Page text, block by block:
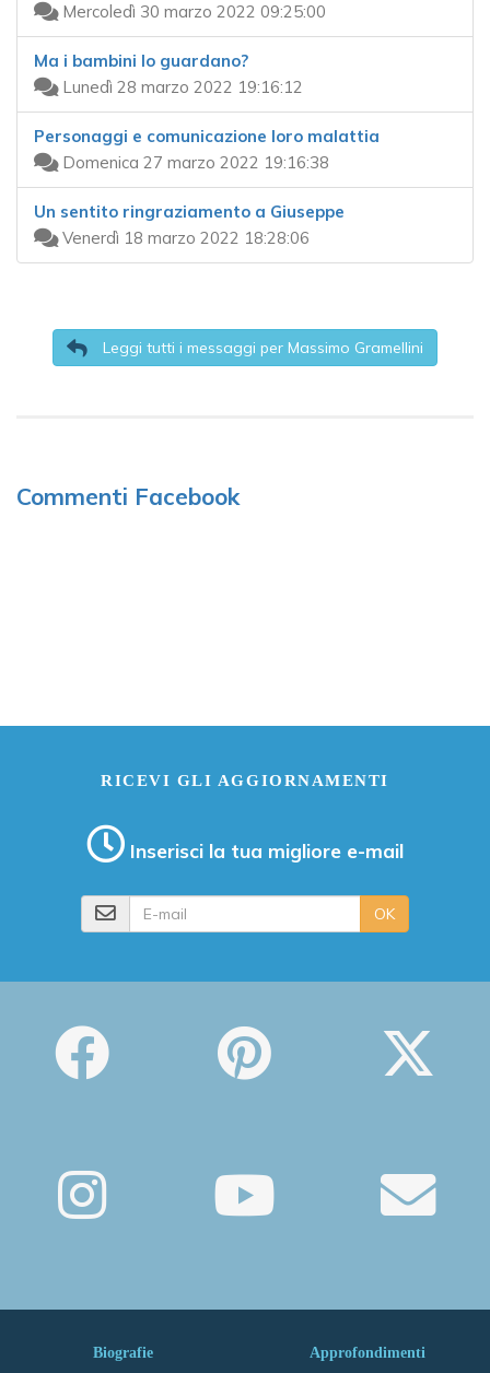
Mercoledì 30 marzo 2022 09:25:00
Ma i bambini lo guardano?
Lunedì 28 marzo 2022 19:16:12
Personaggi e comunicazione loro malattia
Domenica 27 marzo 2022 19:16:38
Un sentito ringraziamento a Giuseppe
Venerdì 18 marzo 2022 18:28:06
Leggi tutti i messaggi per Massimo Gramellini
Commenti Facebook
RICEVI GLI AGGIORNAMENTI
Inserisci la tua migliore e-mail
OK
Biografie Approfondimenti